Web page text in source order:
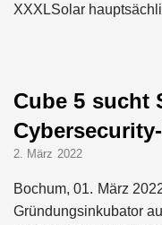
XXXLSolar
Cube 5 sucht
2. März 2022
Bochum, 01. März
Gründungsinkubator